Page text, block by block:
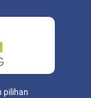
pilihan